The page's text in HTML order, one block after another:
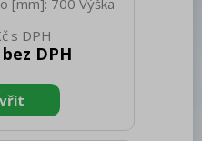
[mm]: 700 Výška
1840 Hloubka
brutto [mm]:
zařízení Příkon
Napájení: 230 V /
třída: C Chladivo:
DPH